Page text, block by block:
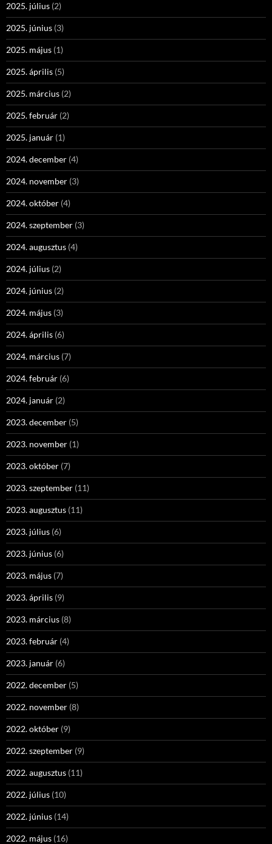
2025. július (2)
2025. június (3)
2025. május (1)
2025. április (5)
2025. március (2)
2025. február (2)
2025. január (1)
2024. december (4)
2024. november (3)
2024. október (4)
2024. szeptember (3)
2024. augusztus (4)
2024. július (2)
2024. június (2)
2024. május (3)
2024. április (6)
2024. március (7)
2024. február (6)
2024. január (2)
2023. december (5)
2023. november (1)
2023. október (7)
2023. szeptember (11)
2023. augusztus (11)
2023. július (6)
2023. június (6)
2023. május (7)
2023. április (9)
2023. március (8)
2023. február (4)
2023. január (6)
2022. december (5)
2022. november (8)
2022. október (9)
2022. szeptember (9)
2022. augusztus (11)
2022. július (10)
2022. június (14)
2022. május (16)